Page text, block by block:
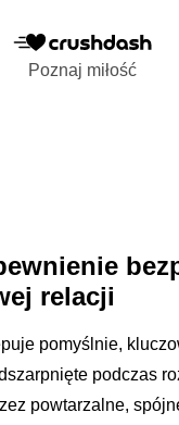
Poznaj miłość
relacji
pomyślnie,
podczas
powtarzalne,